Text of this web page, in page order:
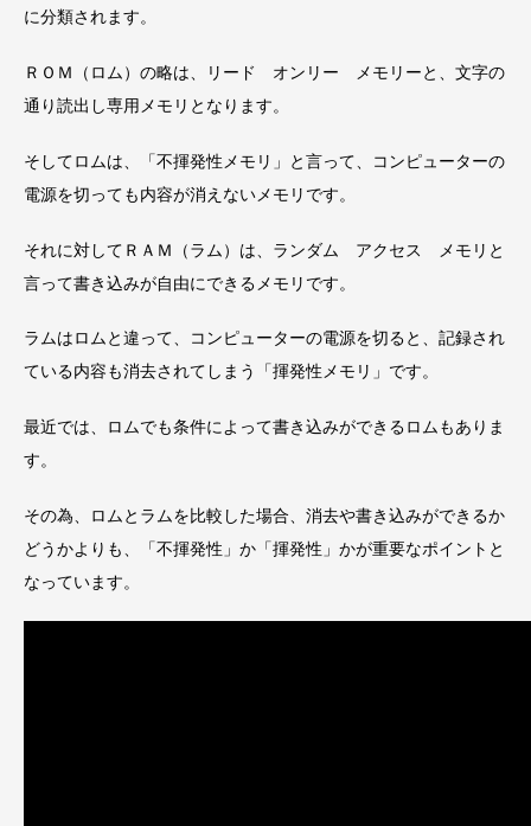
に分類されます。
ＲＯＭ（ロム）の略は、リード オンリー メモリーと、文字の
通り読出し専用メモリとなります。
そしてロムは、「不揮発性メモリ」と言って、コンピューターの
電源を切っても内容が消えないメモリです。
それに対してＲＡＭ（ラム）は、ランダム アクセス メモリと
言って書き込みが自由にできるメモリです。
ラムはロムと違って、コンピューターの電源を切ると、記録され
ている内容も消去されてしまう「揮発性メモリ」です。
最近では、ロムでも条件によって書き込みができるロムもありま
す。
その為、ロムとラムを比較した場合、消去や書き込みができるか
どうかよりも、「不揮発性」か「揮発性」かが重要なポイントと
なっています。